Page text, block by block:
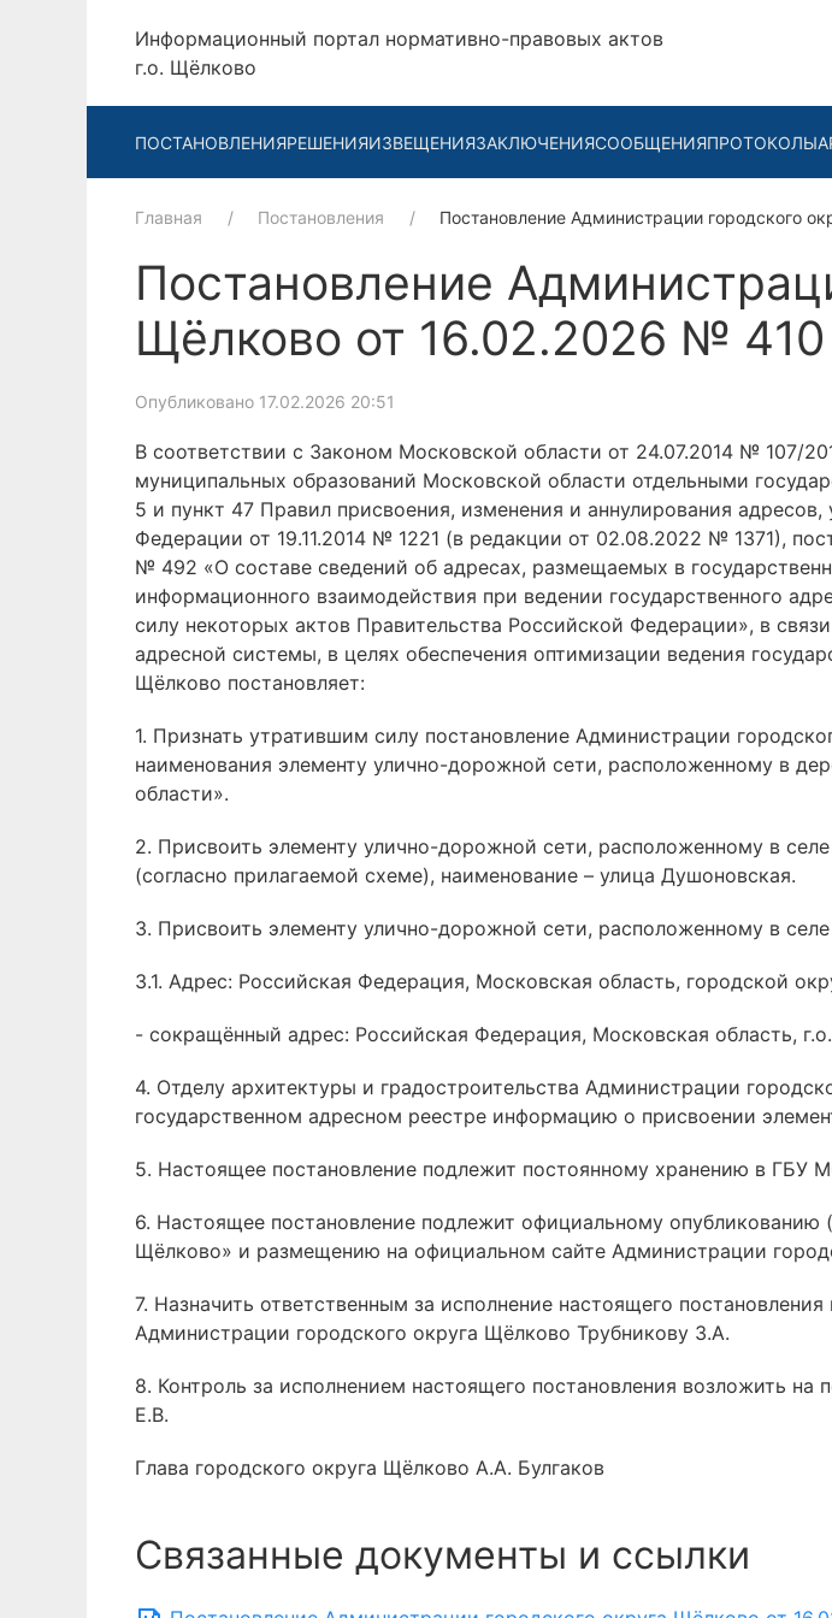
Информационный портал нормативно-правовых актов
г.о. Щёлково
ПОСТАНОВЛЕНИЯРЕШЕНИЯИЗВЕЩЕНИЯЗАКЛЮЧЕНИЯСООБЩЕНИЯПРОТОКОЛЫ
Главная Постановления Постановление Администрации городского
Постановление
Щёлково от 16.02.2026 № 410
Опубликовано 17.02.2026 20:51
В соответствии с Законом Московской области от 24.07.2014 № 107/
муниципальных образований Московской области отдельными
5 и пункт 47 Правил присвоения, изменения и аннулирования
Федерации от 19.11.2014 № 1221 (в редакции от 02.08.2022 № 1371),
№ 492 «О составе сведений об адресах, размещаемых в
информационного взаимодействия при ведении государственного
силу некоторых актов Правительства Российской Федерации», в
адресной системы, в целях обеспечения оптимизации ведения
Щёлково постановляет:
1. Признать утратившим силу постановление Администрации
наименования элементу улично-дорожной сети, расположенному в
области».
2. Присвоить элементу улично-дорожной сети, расположенному в
(согласно прилагаемой схеме), наименование – улица Душоновская.
3. Присвоить элементу улично-дорожной сети, расположенному в
3.1. Адрес: Российская Федерация, Московская область, городской
- сокращённый адрес: Российская Федерация, Московская область,
4. Отделу архитектуры и градостроительства Администрации
государственном адресном реестре информацию о присвоении
5. Настоящее постановление подлежит постоянному хранению в ГБУ
6. Настоящее постановление подлежит официальному
Щёлково» и размещению на официальном сайте Администрации
7. Назначить ответственным за исполнение настоящего
Администрации городского округа Щёлково Трубникову З.А.
8. Контроль за исполнением настоящего постановления возложить
Е.В.
Глава городского округа Щёлково А.А. Булгаков
Связанные документы и ссылки